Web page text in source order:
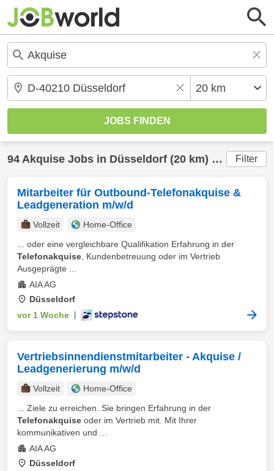
94 Akquise Jobs in Düsseldorf (20 km) gefunden Filter
Mitarbeiter für Outbound-Telefonakquise &
Leadgeneration m/w/d
Vollzeit
Home-Office
... oder eine vergleichbare Qualifikation Erfahrung in der
Telefonakquise , Kundenbetreuung oder im Vertrieb
Ausgeprägte ...
AIA AG
Düsseldorf
vor 1 Woche
Vertriebsinnendienstmitarbeiter - Akquise /
Leadgenerierung m/w/d
Vollzeit
Home-Office
... Ziele zu erreichen. Sie bringen Erfahrung in der
Telefonakquise oder im Vertrieb mit. Mit Ihrer
kommunikativen und ...
AIA AG
Düsseldorf